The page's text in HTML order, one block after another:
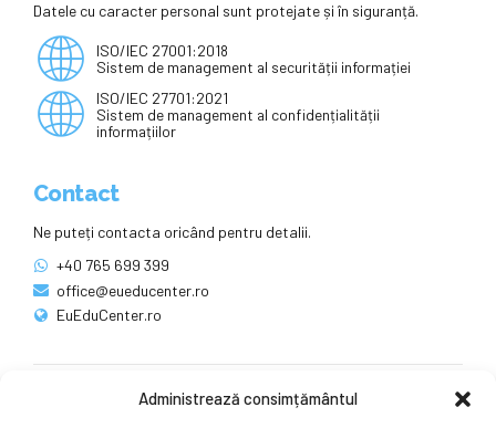
Administrează consimțământul
Datele cu caracter personal sunt protejate și în siguranță.
ISO/IEC 27001:2018
Sistem de management al securității informației
ISO/IEC 27701:2021
Sistem de management al confidențialității
informațiilor
Contact
Ne puteți contacta oricând pentru detalii.
+40 765 699 399
office@eueducenter.ro
EuEduCenter.ro